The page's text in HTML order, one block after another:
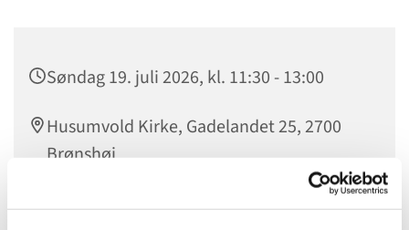
Søndag 19. juli 2026, kl. 11:30 - 13:00
Husumvold Kirke, Gadelandet 25, 2700
Brønshøj
Sognepræst Bertram Eiriksson